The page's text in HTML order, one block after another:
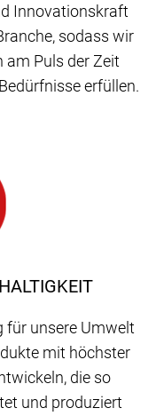
für unsere Umwelt
mit höchster
die so
und produziert
Innovationskraft
sodass wir
am Puls der Zeit
erfüllen.